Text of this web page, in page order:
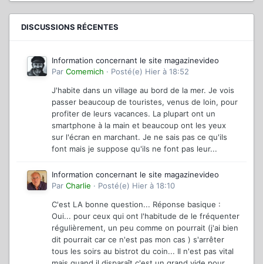
DISCUSSIONS RÉCENTES
Information concernant le site magazinevideo
Par Comemich · Posté(e) Hier à 18:52
J'habite dans un village au bord de la mer. Je vois
passer beaucoup de touristes, venus de loin, pour
profiter de leurs vacances. La plupart ont un
smartphone à la main et beaucoup ont les yeux
sur l'écran en marchant. Je ne sais pas ce qu'ils
font mais je suppose qu'ils ne font pas leur...
Information concernant le site magazinevideo
Par Charlie · Posté(e) Hier à 18:10
C'est LA bonne question... Réponse basique :
Oui... pour ceux qui ont l'habitude de le fréquenter
régulièrement, un peu comme on pourrait (j'ai bien
dit pourrait car ce n'est pas mon cas ) s'arrêter
tous les soirs au bistrot du coin... Il n'est pas vital